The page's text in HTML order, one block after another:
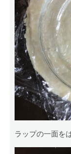
ラップの一面を